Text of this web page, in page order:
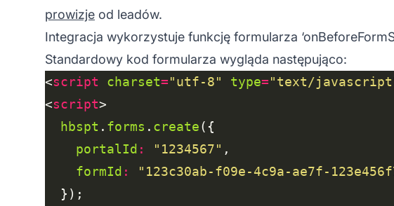
prowizje od leadów.
Integracja wykorzystuje funkcję formularza
Standardowy kod formularza wygląda następująco:
<script charset="utf-8" type="text/
<script
hbspt . forms . create
portalId : "1234567"
formId :
"123c30ab-f09e-4c9a-ae7f-